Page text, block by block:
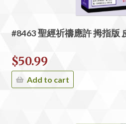
#8463 聖經祈禱應許 拇指版
$50.99
Add to cart